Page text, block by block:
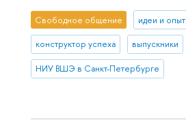
Свободное общение идеи и опыт
конструктор успеха выпускники
НИУ ВШЭ в Санкт-Петербурге